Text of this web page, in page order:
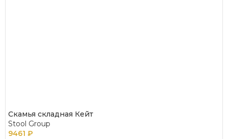
Скамья складная Кейт
Stool Group
9461 ₽